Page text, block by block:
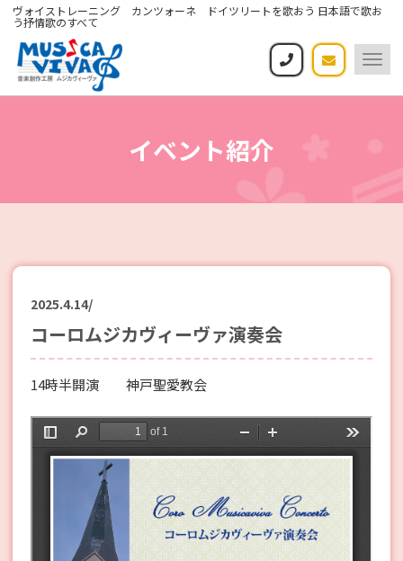
ヴォイストレーニング カンツォーネ ドイツリートを歌おう 日本語で歌お
う抒情歌のすべて
イベント紹介
2025.4.14/
コーロムジカヴィーヴァ演奏会
14時半開演 神戸聖愛教会